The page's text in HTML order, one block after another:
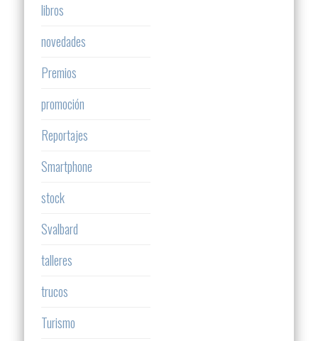
libros
novedades
Premios
promoción
Reportajes
Smartphone
stock
Svalbard
talleres
trucos
Turismo